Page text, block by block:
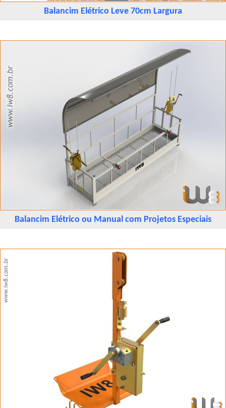
Balancim Elétrico Leve 70cm Largura
Balancim Elétrico ou Manual com Projetos Especiais